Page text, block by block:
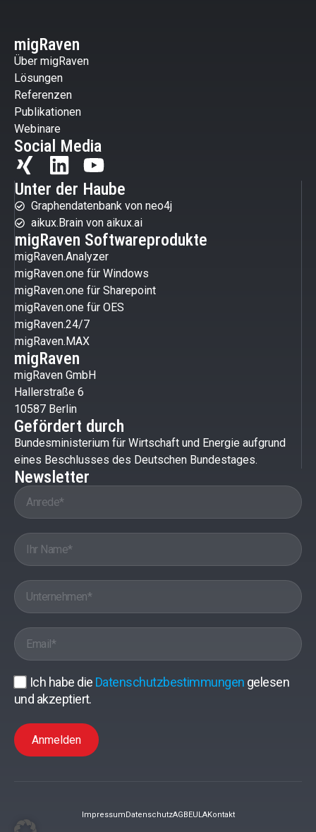
migRaven
Über migRaven
Lösungen
Referenzen
Publikationen
Webinare
Social Media
Unter der Haube
Graphendatenbank von neo4j
aikux.Brain von aikux.ai
migRaven Softwareprodukte
migRaven.Analyzer
migRaven.one für Windows
migRaven.one für Sharepoint
migRaven.one für OES
migRaven.24/7
migRaven.MAX
migRaven
migRaven GmbH
Hallerstraße 6
10587 Berlin
Gefördert durch
Bundesministerium für Wirtschaft und Energie aufgrund
eines Beschlusses des Deutschen Bundestages.
Newsletter
Ich habe die Datenschutzbestimmungen gelesen
und akzeptiert.
Anmelden
ImpressumDatenschutzAGBEULAKontakt